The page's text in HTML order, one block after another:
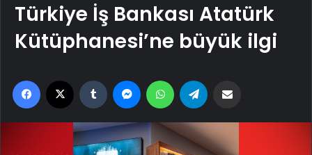
Türkiye İş Bankası Atatürk
Kütüphanesi’ne büyük ilgi
Facebook Tumblr MessengerWhatsApp